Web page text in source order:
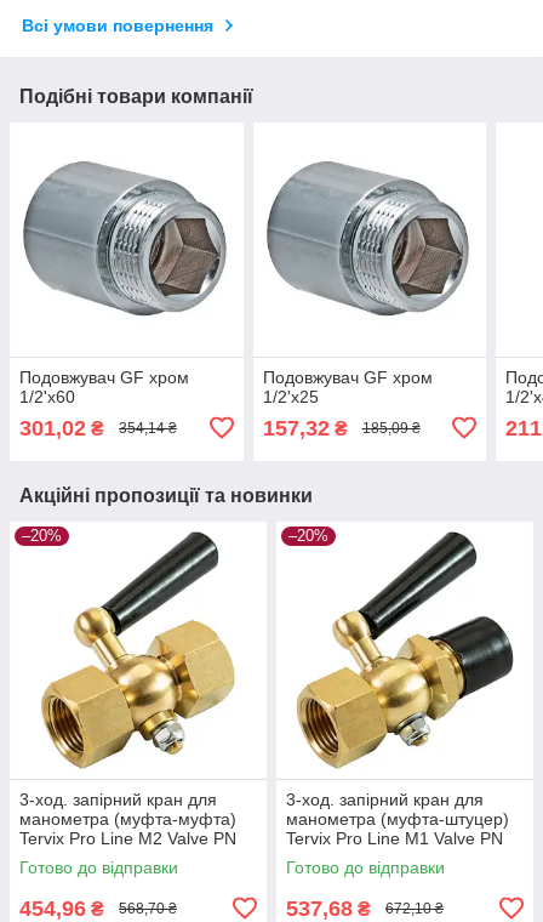
Всі умови повернення
Подібні товари компанії
Подовжувач GF хром
1/2'х60
301,02 ₴ 354,14 ₴
Подовжувач GF хром
1/2'х25
157,32₴ 185,09 ₴
1/
Акційні пропозиції та новинки
–20%
3-ход. запірний кран для
манометра (муфта-муфта)
Tervix Pro Line M2 Valve PN
16, 1/2"х1/2"
Готово до відправки
454,96 ₴ 568,70 ₴
–20%
3-ход. запірний кран для
манометра (муфта-штуцер)
Tervix Pro Line M1 Valve PN
16, 1/2"х1/2"
Готово до відправки
537,68 ₴ 672,10 ₴